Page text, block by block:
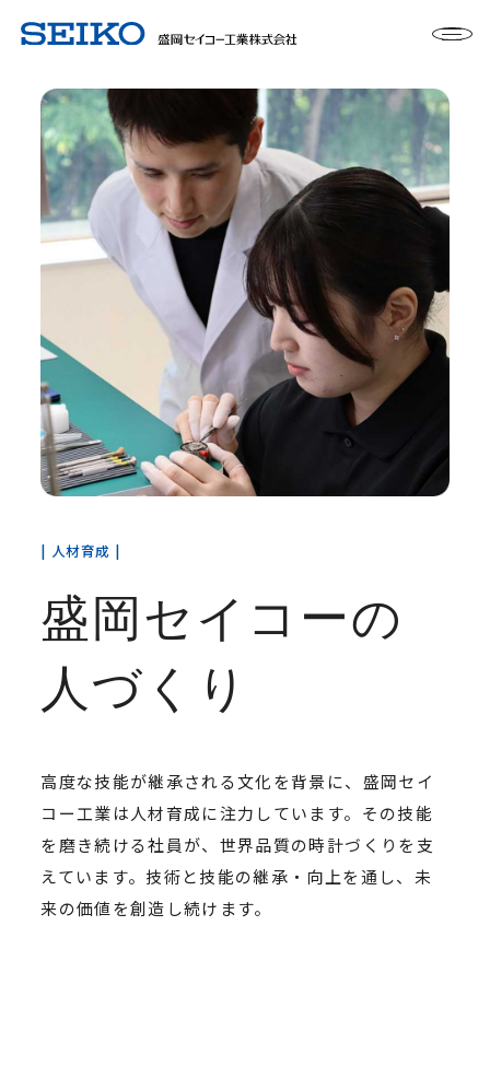
人材育成
盛岡セイコーの
人づくり
高度な技能が継承される文化を背景に、盛岡セイ
コー工業は人材育成に注力しています。その技能
を磨き続ける社員が、世界品質の時計づくりを支
えています。技術と技能の継承・向上を通し、未
来の価値を創造し続けます。